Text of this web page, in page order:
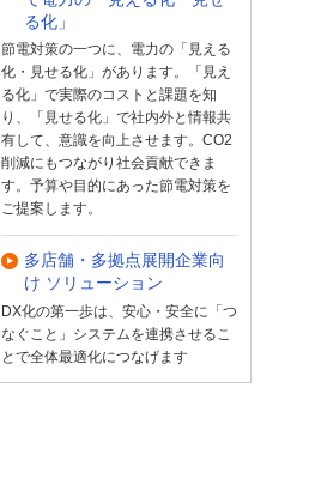
る化」
節電対策の一つに、電力の「見える
化・見せる化」があります。「見え
る化」で実際のコストと課題を知
り、「見せる化」で社内外と情報共
有して、意識を向上させます。CO2
削減にもつながり社会貢献できま
す。予算や目的にあった節電対策を
ご提案します。
多店舗・多拠点展開企業向
け ソリューション
DX化の第一歩は、安心・安全に「つ
なぐこと」システムを連携させるこ
とで全体最適化につなげます